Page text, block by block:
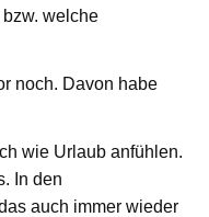
bzw. welche
noch. Davon habe
wie Urlaub anfühlen.
In den
auch immer wieder